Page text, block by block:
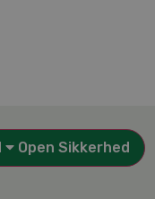
Open Sikkerhed